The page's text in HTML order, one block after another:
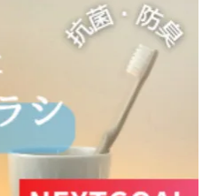
CAMPFIREふるさと納税